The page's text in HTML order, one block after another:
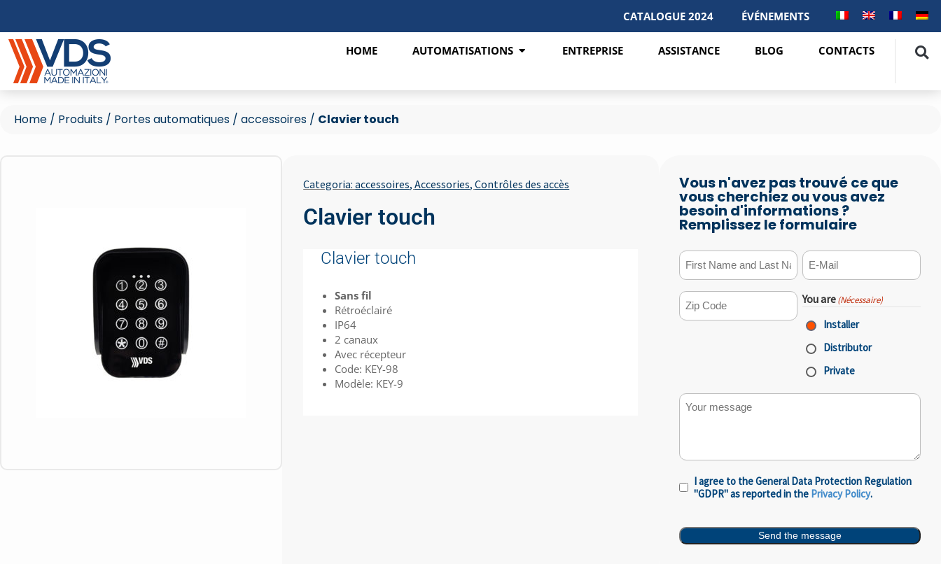
CATALOGUE 2024 ÉVÉNEMENTS
HOME AUTOMATISATIONS ENTREPRISE ASSISTANCE BLOG CONTACTS
Home / Produits / Portes automatiques / accessoires / Clavier touch
Categoria:accessoires,Accessories,Contrôles des accès
Clavier touch
Clavier touch
Sans fil
Rétroéclairé
IP64
2 canaux
Avec récepteur
Code: KEY-98
Modèle: KEY-9
Vous n'avez pas trouvé ce que
vous cherchiez ou vous avez
besoin d'informations ?
Remplissez le formulaire
First Name and Last Name (Nécessaire)
E-mail(Nécessaire)
ZIP Code(Nécessaire) You are(Nécessaire)
Installer
Distributor
Private
Your message
Privacy
Policy(Nécessaire)
I agree to the General Data Protection Regulation
"GDPR" as reported in the Privacy Policy.
Send the message